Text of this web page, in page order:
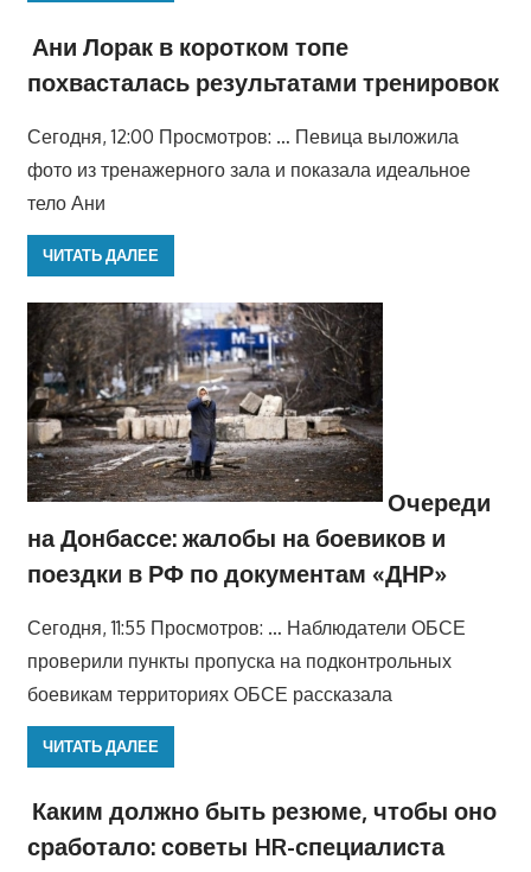
Ани Лорак в коротком топе
похвасталась результатами тренировок
Сегодня, 12:00 Просмотров: … Певица выложила
фото из тренажерного зала и показала идеальное
тело Ани
ЧИТАТЬ ДАЛЕЕ
Очереди
на Донбассе: жалобы на боевиков и
поездки в РФ по документам «ДНР»
Сегодня, 11:55 Просмотров: … Наблюдатели ОБСЕ
проверили пункты пропуска на подконтрольных
боевикам территориях ОБСЕ рассказала
ЧИТАТЬ ДАЛЕЕ
Каким должно быть резюме, чтобы оно
сработало: советы HR-специалиста